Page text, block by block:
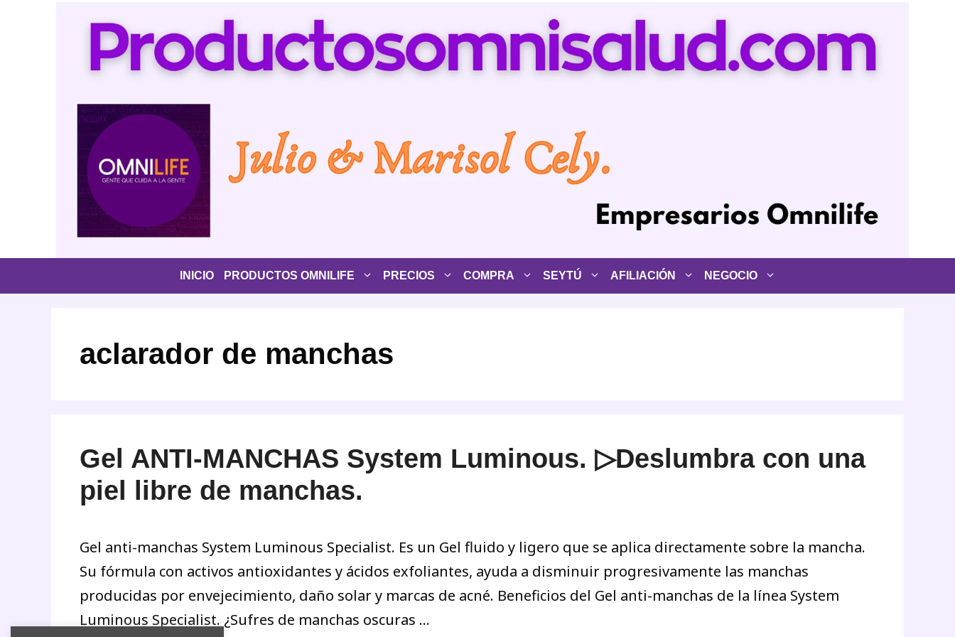
INICIO PRODUCTOS OMNILIFE PRECIOS COMPRA SEYTÚ AFILIACIÓN NEGOCIO
aclarador de manchas
Gel ANTI-MANCHAS System Luminous. ▷Deslumbra con una
piel libre de manchas.
Gel anti-manchas System Luminous Specialist. Es un Gel fluido y ligero que se aplica directamente sobre la mancha.
Su fórmula con activos antioxidantes y ácidos exfoliantes, ayuda a disminuir progresivamente las manchas
producidas por envejecimiento, daño solar y marcas de acné. Beneficios del Gel anti-manchas de la línea System
Luminous Specialist. ¿Sufres de manchas oscuras …